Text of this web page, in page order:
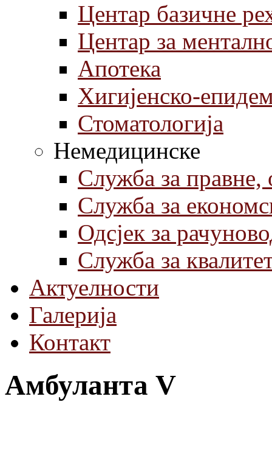
Центар базичне
Центар за
Aпотека
Хигијенско-
Стоматологија
Немедицинске
Служба за правне,
Служба за
Одсјек за
Служба за
Актуелности
Галерија
Контакт
Амбуланта V